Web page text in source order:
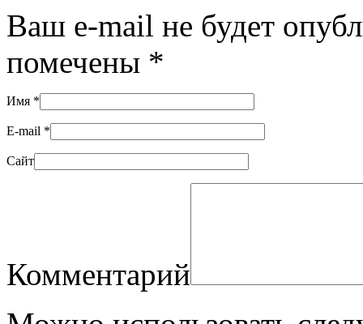
Ваш e-mail не будет
помечены *
Имя *
E-mail *
Сайт
Комментарий